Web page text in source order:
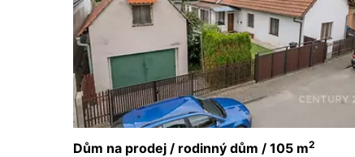
Dům na prodej / rodinný dům / 105 m2